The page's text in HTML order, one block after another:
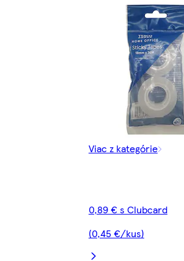
Viac z kategórie
0,89 € s Clubcard
(0,45 €/kus)